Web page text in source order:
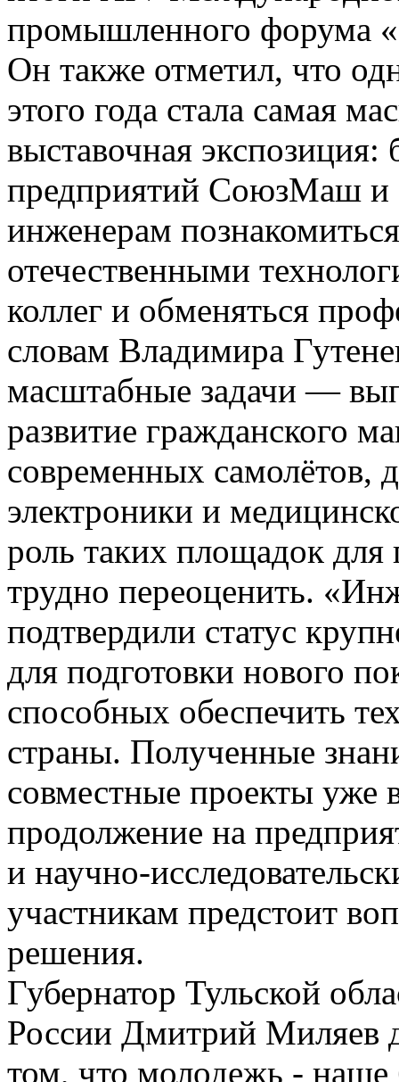
промышленного форума
Он также отметил, что
этого года стала самая
выставочная экспозиция:
предприятий СоюзМаш и
инженерам
отечественными
коллег и обменяться
словам Владимира
масштабные задачи —
развитие гражданского
современных самолётов,
электроники и
роль таких площадок
трудно переоценить.
подтвердили статус
для подготовки нового
способных обеспечить
страны. Полученные
совместные проекты уже
продолжение на
и научно-
участникам предстоит
решения.
Губернатор Тульской
России Дмитрий Миляев
том, что молодежь - наше